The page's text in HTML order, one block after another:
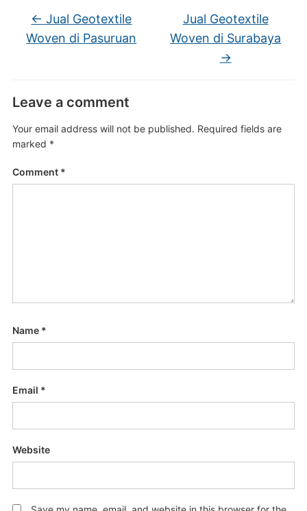
← Jual Geotextile
Woven di Pasuruan
Jual Geotextile
Woven di Surabaya
→
Leave a comment
Your email address will not be published. Required fields are
marked *
Comment *
Name *
Email *
Website